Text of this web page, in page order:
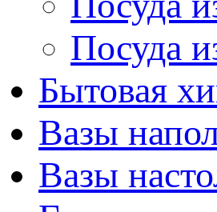
Посуда
Бытовая
Вазы
Вазы